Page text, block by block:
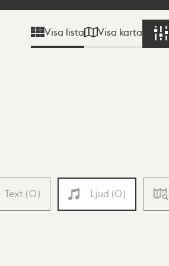
Visa lista Visa karta
Text (0) Ljud (0)